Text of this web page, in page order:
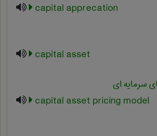
capital apprecation
capital asset
سرمایه ای
capital asset pricing model